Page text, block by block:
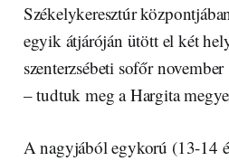
Székelykeresztúr
egyik átjáróján ütött el két
szenterzsébeti sofőr
– tudtuk meg a Hargita
A nagyjából egykorú (13-14